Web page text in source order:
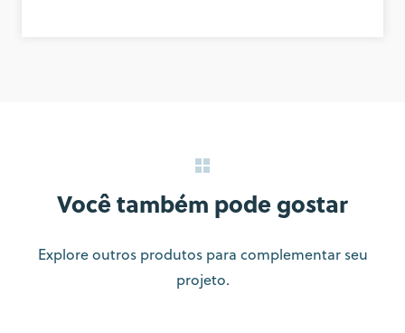
Você também pode gostar
Explore outros produtos para complementar seu
projeto.